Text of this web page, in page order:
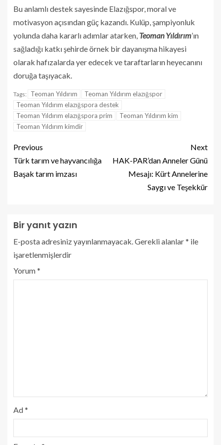
Bu anlamlı destek sayesinde Elazığspor, moral ve
motivasyon açısından güç kazandı. Kulüp, şampiyonluk
yolunda daha kararlı adımlar atarken, Teoman Yıldırım’ın
sağladığı katkı şehirde örnek bir dayanışma hikayesi
olarak hafızalarda yer edecek ve taraftarların heyecanını
doruğa taşıyacak.
Tags: Teoman Yıldırım
Teoman Yıldırım elazığspor
Teoman Yıldırım elazığspora destek
Teoman Yıldırım elazığspora prim
Teoman Yıldırım kim
Teoman Yıldırım kimdir
Previous
Türk tarım ve hayvancılığa
Başak tarım imzası
Next
HAK-PAR’dan Anneler Günü
Mesajı: Kürt Annelerine
Saygı ve Teşekkür
Bir yanıt yazın
E-posta adresiniz yayınlanmayacak. Gerekli alanlar* ile
işaretlenmişlerdir
Yorum*
Ad*